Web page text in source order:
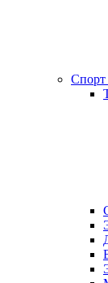
Спорт